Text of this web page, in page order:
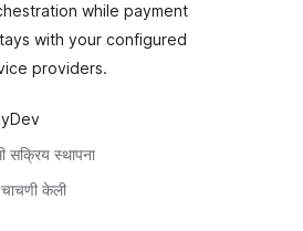
while payment
with your configured
providers.
सक्रिय स्थापना
केली